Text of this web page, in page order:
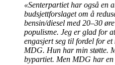
«Senterpartiet har også en
budsjettforslaget om å
bensin/diesel med 20–30
populisme. Jeg er glad for
engasjert seg til fordel for
MDG. Hun har min støtte.
bypartiet. Men MDG har